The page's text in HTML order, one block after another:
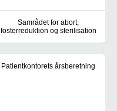
Samrådet for abort,
fosterreduktion og sterilisation
Patientkontorets årsberetning